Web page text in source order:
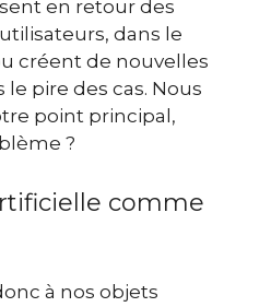
en retour des
dans le
créent de nouvelles
pire des cas. Nous
point principal,
?
comme
à nos objets